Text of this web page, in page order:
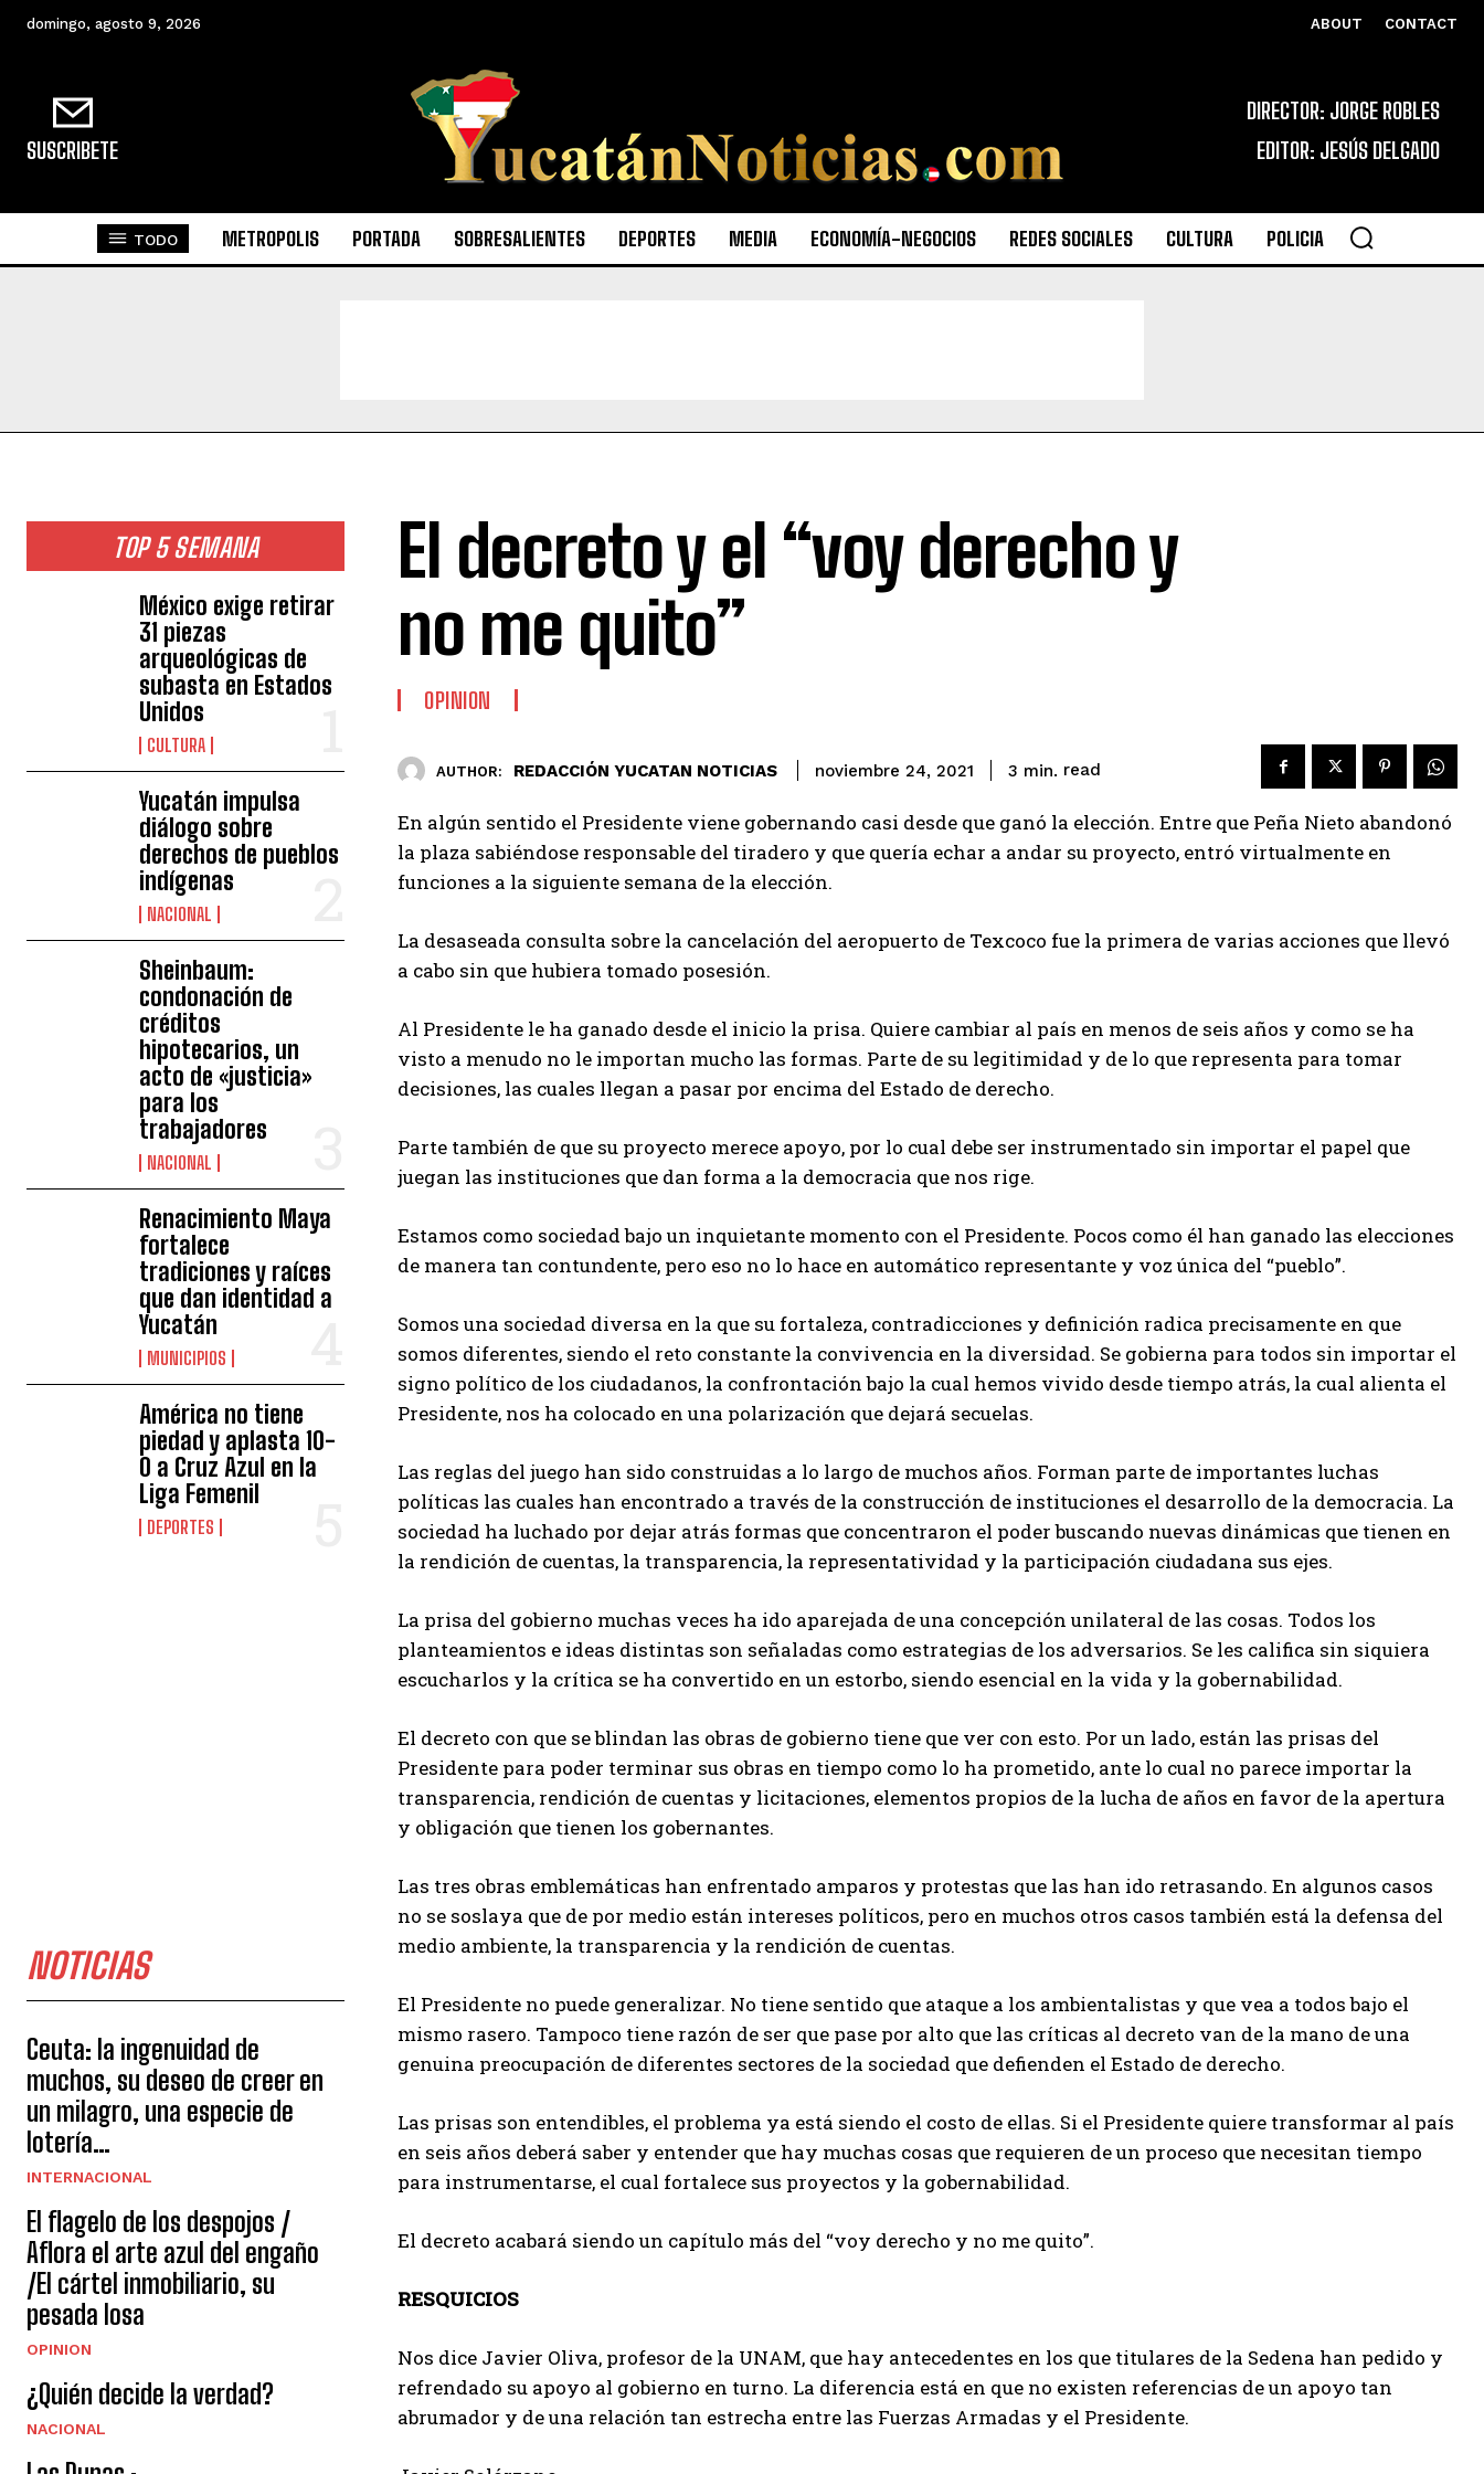
domingo, agosto 9, 2026 ABOUT CONTACT
SUSCRIBETE
DIRECTOR: JORGE ROBLES
EDITOR: JESÚS DELGADO
TODO METROPOLIS PORTADA SOBRESALIENTES DEPORTES MEDIA ECONOMÍA-NEGOCIOS REDES SOCIALES CULTURA POLICIA
TOP 5 SEMANA
México exige retirar
31 piezas
arqueológicas de
subasta en Estados
Unidos
CULTURA
Yucatán impulsa
diálogo sobre
derechos de pueblos
indígenas
NACIONAL
Sheinbaum:
condonación de
créditos
hipotecarios, un
acto de «justicia»
para los
trabajadores
NACIONAL
Renacimiento Maya
fortalece
tradiciones y raíces
que dan identidad a
Yucatán
MUNICIPIOS
América no tiene
piedad y aplasta 10-
0 a Cruz Azul en la
Liga Femenil
DEPORTES
NOTICIAS
Ceuta: la ingenuidad de
muchos, su deseo de creer en
un milagro, una especie de
lotería…
INTERNACIONAL
El flagelo de los despojos /
Aflora el arte azul del engaño
/El cártel inmobiliario, su
pesada losa
OPINION
¿Quién decide la verdad?
NACIONAL
El decreto y el “voy derecho y
no me quito”
OPINION
AUTHOR: REDACCIÓN YUCATAN NOTICIAS noviembre 24, 2021 3 min. read
En algún sentido el Presidente viene gobernando casi desde que ganó la elección. Entre que Peña Nieto abandonó
la plaza sabiéndose responsable del tiradero y que quería echar a andar su proyecto, entró virtualmente en
funciones a la siguiente semana de la elección.
La desaseada consulta sobre la cancelación del aeropuerto de Texcoco fue la primera de varias acciones que llevó
a cabo sin que hubiera tomado posesión.
Al Presidente le ha ganado desde el inicio la prisa. Quiere cambiar al país en menos de seis años y como se ha
visto a menudo no le importan mucho las formas. Parte de su legitimidad y de lo que representa para tomar
decisiones, las cuales llegan a pasar por encima del Estado de derecho.
Parte también de que su proyecto merece apoyo, por lo cual debe ser instrumentado sin importar el papel que
juegan las instituciones que dan forma a la democracia que nos rige.
Estamos como sociedad bajo un inquietante momento con el Presidente. Pocos como él han ganado las elecciones
de manera tan contundente, pero eso no lo hace en automático representante y voz única del “pueblo”.
Somos una sociedad diversa en la que su fortaleza, contradicciones y definición radica precisamente en que
somos diferentes, siendo el reto constante la convivencia en la diversidad. Se gobierna para todos sin importar el
signo político de los ciudadanos, la confrontación bajo la cual hemos vivido desde tiempo atrás, la cual alienta el
Presidente, nos ha colocado en una polarización que dejará secuelas.
Las reglas del juego han sido construidas a lo largo de muchos años. Forman parte de importantes luchas
políticas las cuales han encontrado a través de la construcción de instituciones el desarrollo de la democracia. La
sociedad ha luchado por dejar atrás formas que concentraron el poder buscando nuevas dinámicas que tienen en
la rendición de cuentas, la transparencia, la representatividad y la participación ciudadana sus ejes.
La prisa del gobierno muchas veces ha ido aparejada de una concepción unilateral de las cosas. Todos los
planteamientos e ideas distintas son señaladas como estrategias de los adversarios. Se les califica sin siquiera
escucharlos y la crítica se ha convertido en un estorbo, siendo esencial en la vida y la gobernabilidad.
El decreto con que se blindan las obras de gobierno tiene que ver con esto. Por un lado, están las prisas del
Presidente para poder terminar sus obras en tiempo como lo ha prometido, ante lo cual no parece importar la
transparencia, rendición de cuentas y licitaciones, elementos propios de la lucha de años en favor de la apertura
y obligación que tienen los gobernantes.
Las tres obras emblemáticas han enfrentado amparos y protestas que las han ido retrasando. En algunos casos
no se soslaya que de por medio están intereses políticos, pero en muchos otros casos también está la defensa del
medio ambiente, la transparencia y la rendición de cuentas.
El Presidente no puede generalizar. No tiene sentido que ataque a los ambientalistas y que vea a todos bajo el
mismo rasero. Tampoco tiene razón de ser que pase por alto que las críticas al decreto van de la mano de una
genuina preocupación de diferentes sectores de la sociedad que defienden el Estado de derecho.
Las prisas son entendibles, el problema ya está siendo el costo de ellas. Si el Presidente quiere transformar al país
en seis años deberá saber y entender que hay muchas cosas que requieren de un proceso que necesitan tiempo
para instrumentarse, el cual fortalece sus proyectos y la gobernabilidad.
El decreto acabará siendo un capítulo más del “voy derecho y no me quito”.
RESQUICIOS
Nos dice Javier Oliva, profesor de la UNAM, que hay antecedentes en los que titulares de la Sedena han pedido y
refrendado su apoyo al gobierno en turno. La diferencia está en que no existen referencias de un apoyo tan
abrumador y de una relación tan estrecha entre las Fuerzas Armadas y el Presidente.